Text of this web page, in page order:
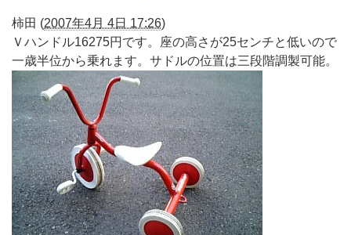
柿田 (2007年4月 4日 17:26)
Ｖハンドル16275円です。座の高さが25センチと低いので
一歳半位から乗れます。サドルの位置は三段階調製可能。